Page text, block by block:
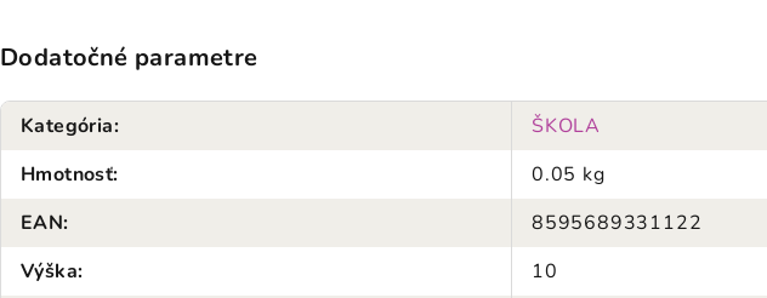
Dodatočné parametre
Kategória:
ŠKOLA
Hmotnosť:
0.05 kg
EAN:
8595689331122
Výška:
10